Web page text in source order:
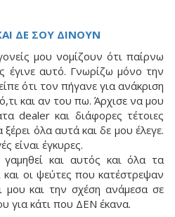
ΔΕ ΣΟΥ ΔΙΝΟΥΝ
μου νομίζουν ότι παίρνω
έγινε αυτό. Γνωρίζω μόνο την
ότι τον πήγανε για ανάκριση
και αν του πω. Άρχισε να μου
dealer και διάφορες τέτοιες
όλα αυτά και δε μου έλεγε.
είναι έγκυρες.
και αυτός και όλα τα
οι ψεύτες που κατέστρεψαν
μου και την σχέση ανάμεσα σε
για κάτι που ΔΕΝ έκανα.